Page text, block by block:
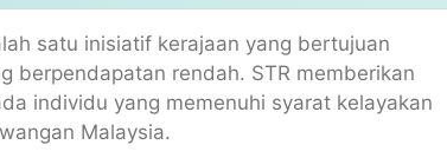
satu inisiatif kerajaan yang bertujuan
berpendapatan rendah. STR memberikan
individu yang memenuhi syarat kelayakan
Malaysia.